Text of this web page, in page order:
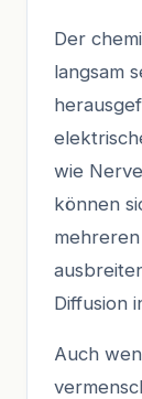
Der
langsam
wie
können
Diffusion
Auch